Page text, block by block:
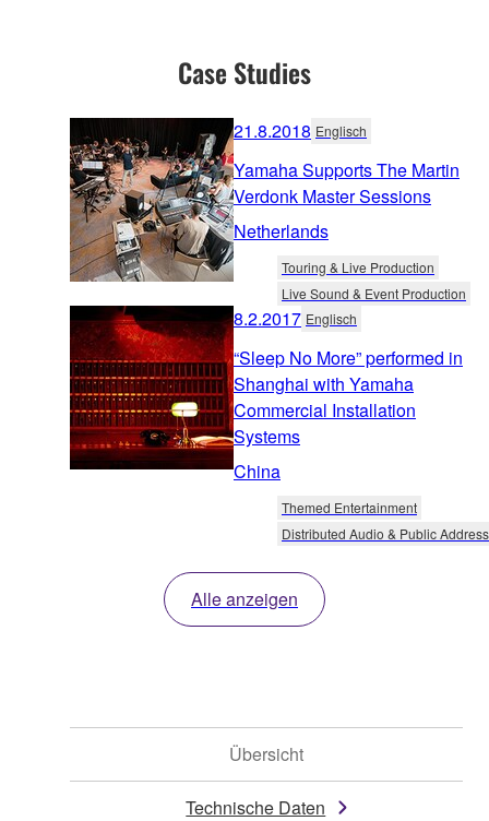
Case Studies
21.8.2018 Englisch
Yamaha Supports The Martin
Verdonk Master Sessions
Netherlands
Touring & Live Production
Live Sound & Event Production
8.2.2017 Englisch
“Sleep No More” performed in
Shanghai with Yamaha
Commercial Installation
Systems
China
Themed Entertainment
Distributed Audio & Public Address
Alle anzeigen
Übersicht
Technische Daten